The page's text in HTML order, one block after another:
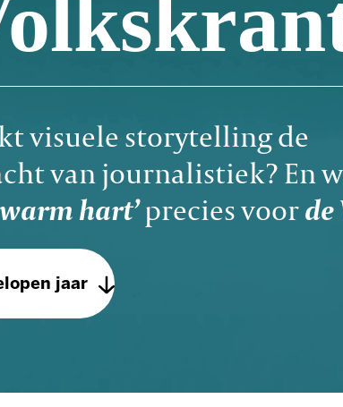
storytelling de
van journalistiek? En wat
hart’
precies voor de
jaar